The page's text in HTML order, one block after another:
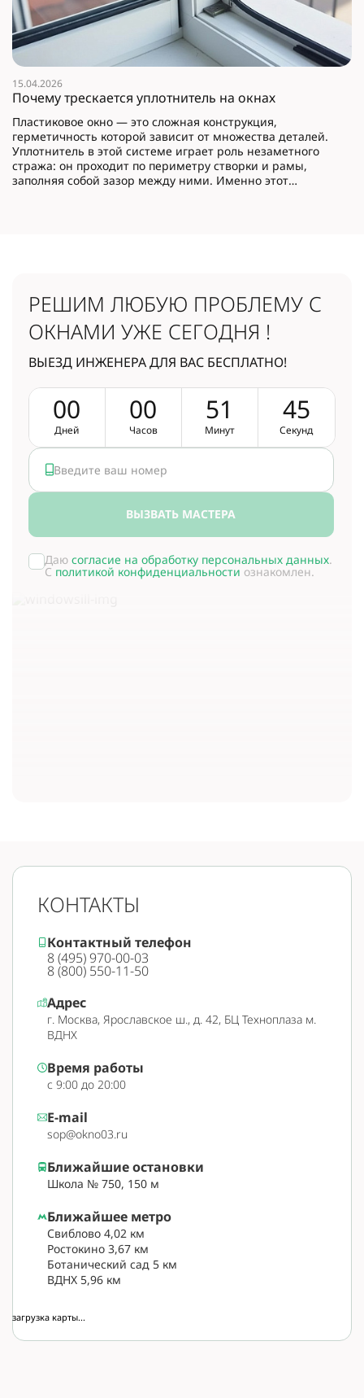
15.04.2026
Почему трескается уплотнитель на окнах
Пластиковое окно — это сложная конструкция,
герметичность которой зависит от множества деталей.
Уплотнитель в этой системе играет роль незаметного
стража: он проходит по периметру створки и рамы,
заполняя собой зазор между ними. Именно этот
РЕШИМ ЛЮБУЮ ПРОБЛЕМУ С
ОКНАМИ УЖЕ СЕГОДНЯ !
ВЫЕЗД ИНЖЕНЕРА ДЛЯ ВАС БЕСПЛАТНО!
00
Дней
00
Часов
51
Минут
45
Секунд
ВЫЗВАТЬ МАСТЕРА
Даю согласие на обработку персональных данных.
С политикой конфиденциальности ознакомлен.
КОНТАКТЫ
Контактный телефон
8 (495) 970-00-03
8 (800) 550-11-50
Адрес
г. Москва, Ярославское ш., д. 42, БЦ Техноплаза м.
ВДНХ
Время работы
с 9:00 до 20:00
E-mail
sop@okno03.ru
Ближайшее метро
Свиблово 4,02 км
Ростокино 3,67 км
Ботанический сад 5 км
ВДНХ 5,96 км
Ближайшие остановки
Школа № 750, 150 м
загрузка карты...